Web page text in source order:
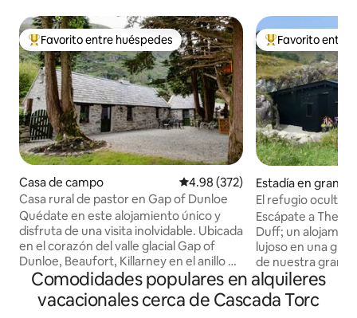
Favorito entre huéspedes preferido
Favorito entre huéspedes
Casa de campo Calificación promedio: 4.98 de
4.98 (372)
Casa rural de pastor en Gap of Dunloe
Quédate en este alojamiento único y
disfruta de una visita inolvidable. Ubicada
en el corazón del valle glacial Gap of
Dunloe, Beaufort, Killarney en el anillo de
Kerry, pasa un tiempo tranquilo en
nuestra casa de campo de 1800
restaurada con cariño. El alojamiento
Favorito entre
Favorito entre
Estadía en granja
El refugio oculto
romántico
Escápate a The
Duff; un
lujoso en una
de nuestra granja
de West Cork, a
Bantry y
boutique, eco
Comodidades populares en alquileres
vacacionales cerca de Cascada Torc